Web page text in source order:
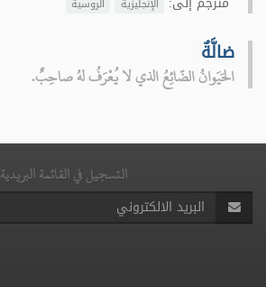
الإنجليزية الروسية
ضالَّةٌ
الحَيَوانُ الضّائِعُ الذي لا يُعْرَفُ لهُ صاحِبٌ.
التسجيل في القائمة البريدية